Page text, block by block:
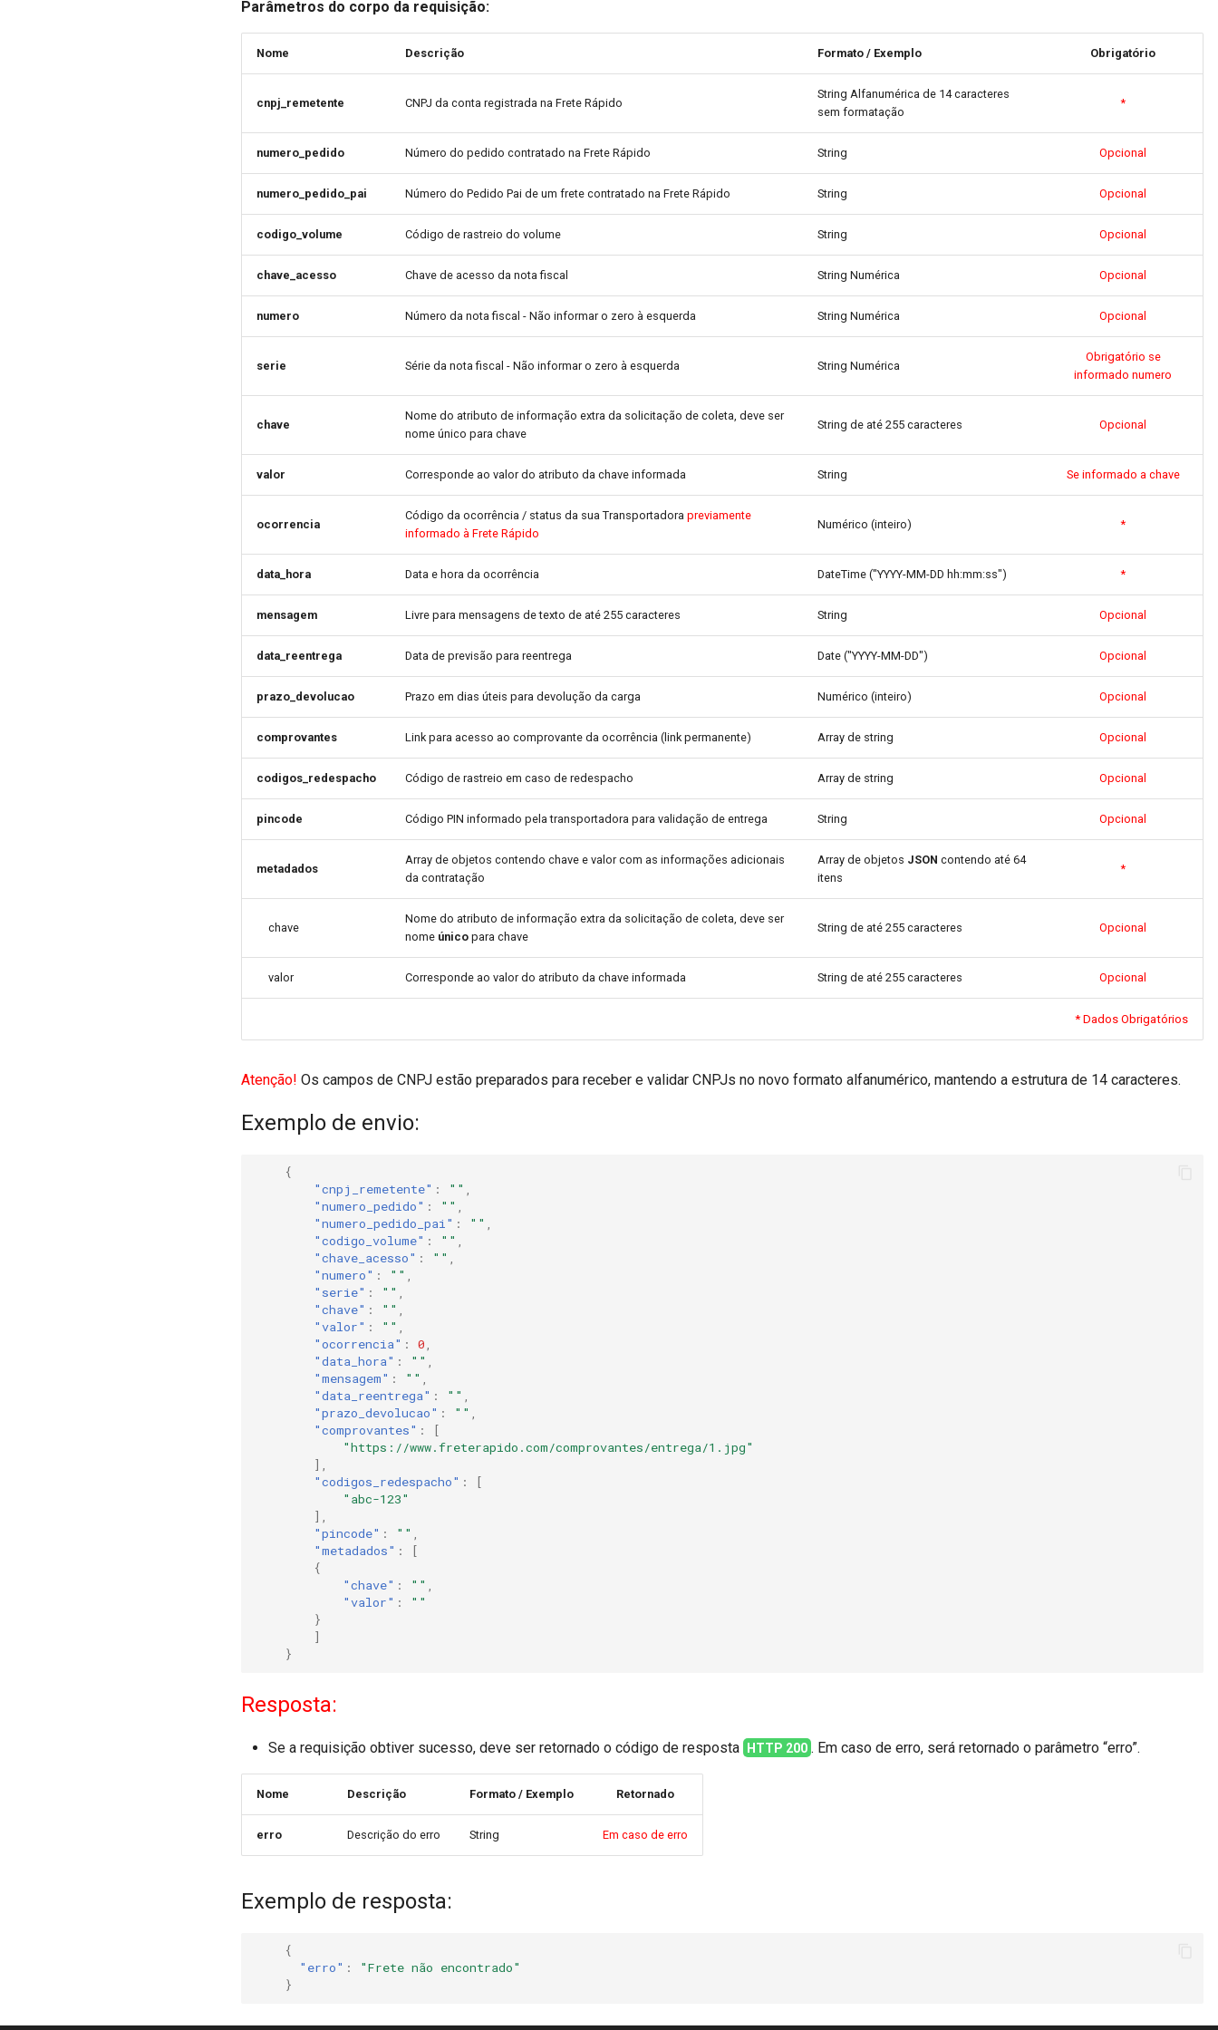
Parâmetros do corpo da requisição:
Nome Descrição Formato / Exemplo Obrigatório
cnpj_remetente CNPJ da conta registrada na Frete Rápido
String Alfanumérica de 14 caracteres
sem formatação
*
numero_pedido Número do pedido contratado na Frete Rápido String Opcional
numero_pedido_pai Número do Pedido Pai de um frete contratado na Frete Rápido String Opcional
codigo_volume Código de rastreio do volume String Opcional
chave_acesso Chave de acesso da nota fiscal String Numérica Opcional
numero Número da nota fiscal - Não informar o zero à esquerda String Numérica Opcional
serie Série da nota fiscal - Não informar o zero à esquerda String Numérica
Obrigatório se
informado numero
chave
Nome do atributo de informação extra da solicitação de coleta, deve ser
nome único para chave
String de até 255 caracteres Opcional
valor Corresponde ao valor do atributo da chave informada String Se informado a chave
ocorrencia
Código da ocorrência / status da sua Transportadora previamente
informado à Frete Rápido
Numérico (inteiro) *
data_hora Data e hora da ocorrência DateTime ("YYYY-MM-DD hh:mm:ss") *
mensagem Livre para mensagens de texto de até 255 caracteres String Opcional
data_reentrega Data de previsão para reentrega Date ("YYYY-MM-DD") Opcional
prazo_devolucao Prazo em dias úteis para devolução da carga Numérico (inteiro) Opcional
comprovantes Link para acesso ao comprovante da ocorrência (link permanente) Array de string Opcional
codigos_redespacho Código de rastreio em caso de redespacho Array de string Opcional
pincode Código PIN informado pela transportadora para validação de entrega String Opcional
metadados
Array de objetos contendo chave e valor com as informações adicionais
da contratação
Array de objetos JSON contendo até 64
itens
*
chave
Nome do atributo de informação extra da solicitação de coleta, deve ser
nome único para chave
String de até 255 caracteres Opcional
valor Corresponde ao valor do atributo da chave informada String de até 255 caracteres Opcional
* Dados Obrigatórios
Atenção! Os campos de CNPJ estão preparados para receber e validar CNPJs no novo formato alfanumérico, mantendo a estrutura de 14 caracteres.
Exemplo de envio:
{
"cnpj_remetente" : "" ,
"numero_pedido" : "" ,
"numero_pedido_pai" : "" ,
"codigo_volume" : "" ,
"chave_acesso" : "" ,
"numero" : "" ,
"serie" : "" ,
"chave" : "" ,
"valor" : "" ,
"ocorrencia" : 0,
"data_hora" : "" ,
"mensagem" : "" ,
"data_reentrega" : "" ,
"prazo_devolucao" : "" ,
"comprovantes" :
[
"https://www.freterapido.com/comprovantes/entrega/1.jpg"
],
"codigos_redespacho" :
[
"abc-123"
],
"pincode" : "" ,
"metadados" :
[
{
"chave" : "" ,
"valor" :
""
}
]
}
Resposta:
Se a requisição obtiver sucesso, deve ser retornado o código de resposta HTTP 200 . Em caso de erro, será retornado o parâmetro “erro”.
Nome Descrição Formato / Exemplo Retornado
erro Descrição do erro String Em caso de erro
Exemplo de resposta:
{
"erro" :
"Frete não encontrado"
}